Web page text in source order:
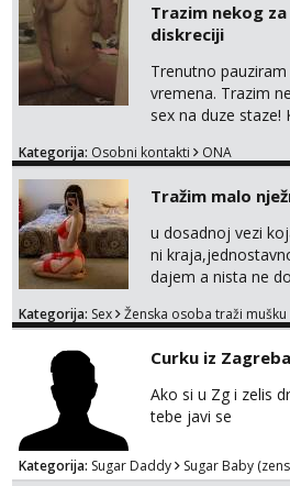
Trazim nekog
diskreciji
Trenutno
vremena. Trazim
sex na duze staze!
Kategorija: Osobni kontakti ONA
Tražim malo
u dosadnoj vezi
ni
dajem a nista ne
trazim puno samo
poljupce po tijelu
pale,obozavam
kontrolu . javi se :)
me tamo, cekam te!
Kategorija: Sex Ženska osoba traži
Curku iz Zagreba
Ako si u Zg i zelis
tebe javi se
Kategorija: Sugar Daddy Sugar Baby